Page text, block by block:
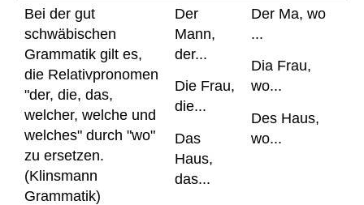
Bei der gut
schwäbischen
Grammatik gilt es,
die Relativpronomen
"der, die, das,
welcher, welche und
welches" durch "wo"
zu ersetzen.
(Klinsmann
Grammatik)
Der
Mann,
der...
Die Frau,
die...
Das
Haus,
das...
Der Ma, wo
...
Dia Frau,
wo...
Des Haus,
wo...